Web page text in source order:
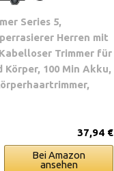
Series 5,
Herren mit
Trimmer für
100 Min Akku,
37,94 €
Bei Amazon
ansehen